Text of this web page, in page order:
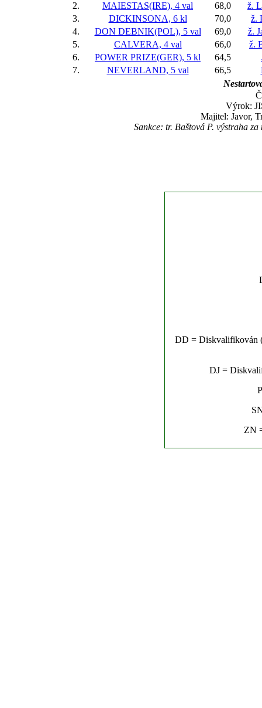
2.
MAIESTAS(IRE), 4 val 68,0
ž.
3.
DICKINSONA, 6 kl 70,0
ž.
4.
DON DEBNIK(POL), 5 val 69,0
ž.
5.
CALVERA, 4 val 66,0
ž.
6.
POWER PRIZE(GER), 5 kl 64,5
7.
NEVERLAND, 5 val 66,5
Výrok:
Majitel: Javor,
Sankce: tr. Baštová P. výstraha
DD = Diskvalifikován
DJ =
ZN